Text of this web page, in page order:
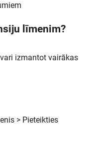
līmenim?
izmantot vairākas
> Pieteikties